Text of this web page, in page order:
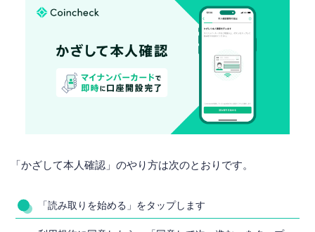
「かざして本人確認」のやり方は次のとおりです。
「読み取りを始める」をタップします